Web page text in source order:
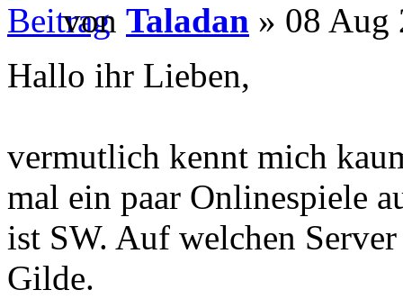
von Taladan » 08 Aug
Hallo ihr Lieben,
vermutlich kennt mich
mal ein paar Onlinespiele
ist SW. Auf welchen
Gilde.